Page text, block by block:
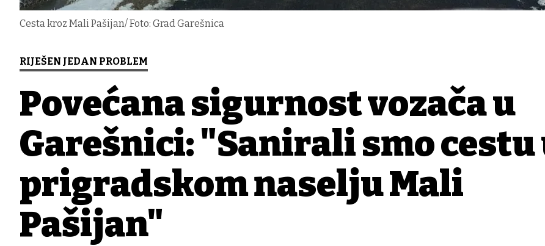
Cesta kroz Mali Pašijan/ Foto: Grad Garešnica
RIJEŠEN JEDAN PROBLEM
Povećana sigurnost vozača u
Garešnici: "Sanirali smo cestu
prigradskom naselju Mali
Pašijan"